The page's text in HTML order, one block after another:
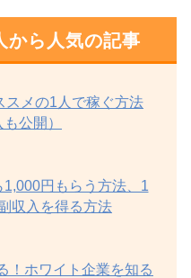
から人気の記事
スメの1人で稼ぐ方法
公開）
1,000円もらう方法、1
収入を得る方法
！ホワイト企業を知る